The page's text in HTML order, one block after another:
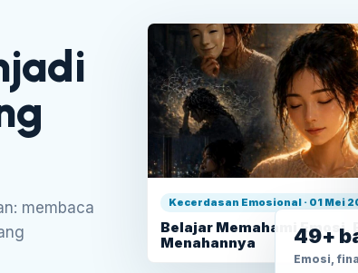
membaca
Kecerdasan Emosional · 01 Mei
Belajar Memahami Emosi,
Menahannya
49+
Emosi,